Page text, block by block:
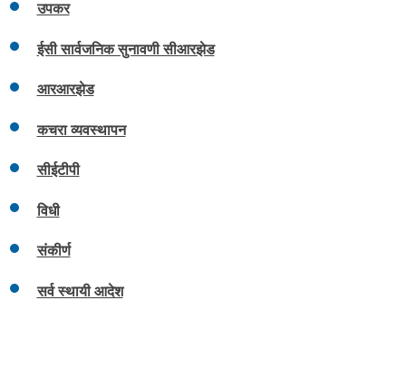
उपकर
ईसी सार्वजनिक सुनावणी सीआरझेड
आरआरझेड
कचरा व्यवस्थापन
सीईटीपी
विधी
संकीर्ण
सर्व स्थायी आदेश